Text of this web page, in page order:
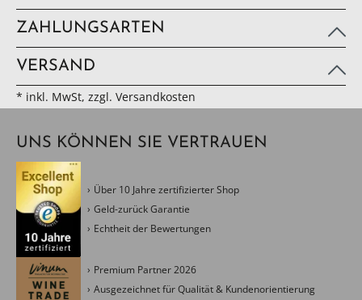
ZAHLUNGSARTEN
VERSAND
* inkl. MwSt, zzgl. Versandkosten
UNS KÖNNEN SIE VERTRAUEN
Über 10 Jahre zertifizierter Shop
Geld-zurück Garantie
Echtheit der Bewertungen
Premium Partner 2026
Ausgezeichnet für Qualität & Kundenorientierung